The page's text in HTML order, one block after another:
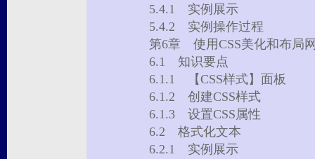
5.4.1 实例展示
5.4.2 实例操作过程
第6章 使用CSS美化和布
6.1 知识要点
6.1.1 【CSS样式】面板
6.1.2 创建CSS样式
6.1.3 设置CSS属性
6.2 格式化文本
6.2.1 实例展示